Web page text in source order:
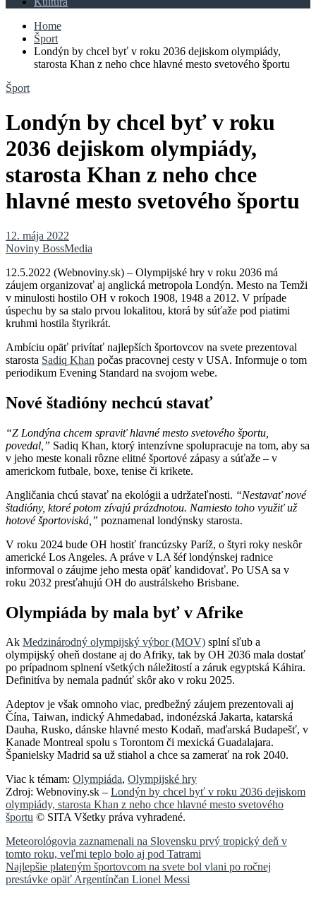
Home
Šport
Londýn by chcel byť v roku 2036 dejiskom olympiády,
starosta Khan z neho chce hlavné mesto svetového športu
Šport
Londýn by chcel byť v roku
2036 dejiskom olympiády,
starosta Khan z neho chce
hlavné mesto svetového športu
12. mája 2022
Noviny BossMedia
12.5.2022 (Webnoviny.sk) – Olympijské hry v roku 2036 má
záujem organizovať aj anglická metropola Londýn. Mesto na Temži
v minulosti hostilo OH v rokoch 1908, 1948 a 2012. V prípade
úspechu by sa stalo prvou lokalitou, ktorá by súťaže pod piatimi
kruhmi hostila štyrikrát.
Ambíciu opäť privítať najlepších športovcov na svete prezentoval
starosta Sadiq Khan počas pracovnej cesty v USA. Informuje o tom
periodikum Evening Standard na svojom webe.
Nové štadióny nechcú stavať
“Z Londýna chcem spraviť hlavné mesto svetového športu,
povedal,” Sadiq Khan, ktorý intenzívne spolupracuje na tom, aby sa
v jeho meste konali rôzne elitné športové zápasy a súťaže – v
americkom futbale, boxe, tenise či krikete.
Angličania chcú stavať na ekológii a udržateľnosti. “Nestavať nové
štadióny, ktoré potom zívajú prázdnotou. Namiesto toho využiť už
hotové športoviská,” poznamenal londýnsky starosta.
V roku 2024 bude OH hostiť francúzsky Paríž, o štyri roky neskôr
americké Los Angeles. A práve v LA šéf londýnskej radnice
informoval o záujme jeho mesta opäť kandidovať. Po USA sa v
roku 2032 presťahujú OH do austrálskeho Brisbane.
Olympiáda by mala byť v Afrike
Ak Medzinárodný olympijský výbor (MOV) splní sľub a
olympijský oheň dostane aj do Afriky, tak by OH 2036 mala dostať
po prípadnom splnení všetkých náležitostí a záruk egyptská Káhira.
Definitíva by nemala padnúť skôr ako v roku 2025.
Adeptov je však omnoho viac, predbežný záujem prezentovali aj
Čína, Taiwan, indický Ahmedabad, indonézská Jakarta, katarská
Dauha, Rusko, dánske hlavné mesto Kodaň, maďarská Budapešť, v
Kanade Montreal spolu s Torontom či mexická Guadalajara.
Španielsky Madrid sa už stiahol a chce sa zamerať na rok 2040.
Viac k témam: Olympiáda, Olympijské hry
Zdroj: Webnoviny.sk – Londýn by chcel byť v roku 2036 dejiskom
olympiády, starosta Khan z neho chce hlavné mesto svetového
športu © SITA Všetky práva vyhradené.
Navigácia
v
článku
Meteorológovia zaznamenali na Slovensku prvý tropický deň v
tomto roku, veľmi teplo bolo aj pod Tatrami
Najlepšie plateným športovcom na svete bol vlani po ročnej
prestávke opäť Argentínčan Lionel Messi